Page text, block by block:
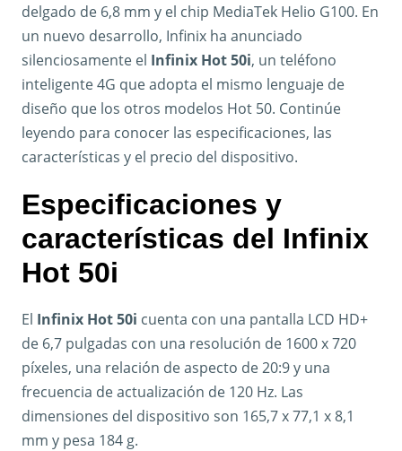
delgado de 6,8 mm y el chip MediaTek Helio G100. En
un nuevo desarrollo, Infinix ha anunciado
silenciosamente el Infinix Hot 50i, un teléfono
inteligente 4G que adopta el mismo lenguaje de
diseño que los otros modelos Hot 50. Continúe
leyendo para conocer las especificaciones, las
características y el precio del dispositivo.
Especificaciones y
características del Infinix
Hot 50i
El Infinix Hot 50i cuenta con una pantalla LCD HD+
de 6,7 pulgadas con una resolución de 1600 x 720
píxeles, una relación de aspecto de 20:9 y una
frecuencia de actualización de 120 Hz. Las
dimensiones del dispositivo son 165,7 x 77,1 x 8,1
mm y pesa 184 g.